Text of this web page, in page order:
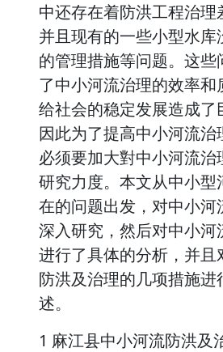
中还存在着防洪工程治理
并且现有的一些小型水库
的管理措施等问题。这些
了中小河流治理的效率和
给社会的稳定发展造成了
因此为了提高中小河流治
必须要加大對中小河流治
研究力度。本文从中小型
在的问题出发，对中小河
深入研究，然后对中小河
进行了具体的分析，并且
防洪及治理的几项措施进
述。
1 麻江县中小河流防洪及